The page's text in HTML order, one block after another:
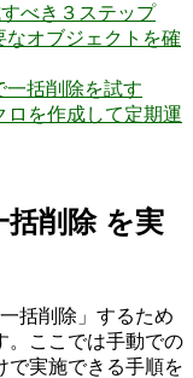
べき３ステップ
なオブジェクトを確
一括削除を試す
ロを作成して定期運
削除 を実
括削除」するため
。ここでは手動での
で実施できる手順を